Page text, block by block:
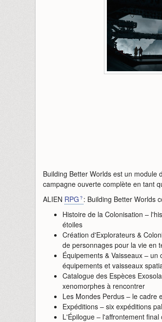
Building Better Worlds est un
campagne ouverte complète en tant
ALIEN RPG : Building Better Worlds
Histoire de la Colonisation –
étoiles
Création d'Explorateurs &
de personnages pour la vie en
Équipements & Vaisseaux –
équipements et vaisseaux
Catalogue des Espèces
xenomorphes à rencontrer
Les Mondes Perdus – le cadre
Expéditions – six expéditions
L'Épilogue – l'affrontement final